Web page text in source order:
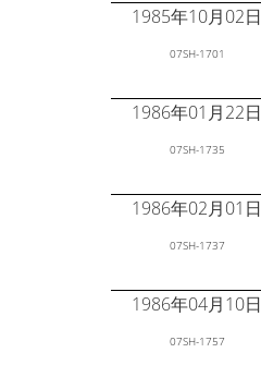
1985年10月02日
07SH-1701
1986年01月22日
07SH-1735
1986年02月01日
07SH-1737
1986年04月10日
07SH-1757